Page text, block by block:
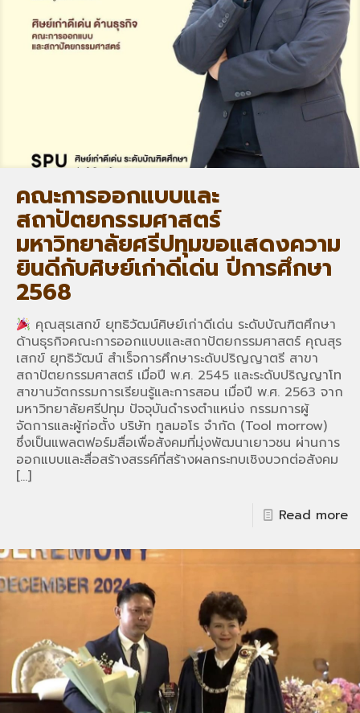
คณะการออกแบบและ
สถาปัตยกรรมศาสตร์
มหาวิทยาลัยศรีปทุมขอแสดงความ
ยินดีกับศิษย์เก่าดีเด่น ปีการศึกษา
2568
คุณสุรเสกข์ ยุทธิวัฒน์ศิษย์เก่าดีเด่น ระดับบัณฑิตศึกษา
ด้านธุรกิจคณะการออกแบบและสถาปัตยกรรมศาสตร์ คุณสุร
เสกข์ ยุทธิวัฒน์ สำเร็จการศึกษาระดับปริญญาตรี สาขา
สถาปัตยกรรมศาสตร์ เมื่อปี พ.ศ. 2545 และระดับปริญญาโท
สาขานวัตกรรมการเรียนรู้และการสอน เมื่อปี พ.ศ. 2563 จาก
มหาวิทยาลัยศรีปทุม ปัจจุบันดำรงตำแหน่ง กรรมการผู้
จัดการและผู้ก่อตั้ง บริษัท ทูลมอโร จำกัด (Tool morrow)
ซึ่งเป็นแพลตฟอร์มสื่อเพื่อสังคมที่มุ่งพัฒนาเยาวชน ผ่านการ
ออกแบบและสื่อสร้างสรรค์ที่สร้างผลกระทบเชิงบวกต่อสังคม
[…]
Read more